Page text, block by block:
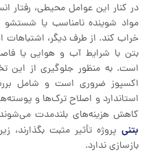
در کنار این عوامل محیطی، رفتار
مواد شوینده نامناسب یا شستشو
خراب کند. از طرف دیگر،
بتن با شرایط آب و هوایی یا
است. به منظور جلوگیری از این
اکسپوز ضروری است و شامل
استاندارد و اصلاح ترک‌ها و
کاهش هزینه‌های بلندمدت
بتنیپروژه تأثیر مثبت
بازسازی ندارد.